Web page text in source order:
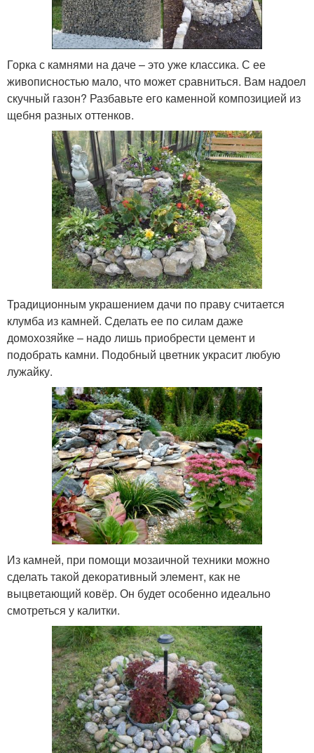
Горка с камнями на даче – это уже классика. С ее
живописностью мало, что может сравниться. Вам надоел
скучный газон? Разбавьте его каменной композицией из
щебня разных оттенков.
Традиционным украшением дачи по праву считается
клумба из камней. Сделать ее по силам даже
домохозяйке – надо лишь приобрести цемент и
подобрать камни. Подобный цветник украсит любую
лужайку.
Из камней, при помощи мозаичной техники можно
сделать такой декоративный элемент, как не
выцветающий ковёр. Он будет особенно идеально
смотреться у калитки.